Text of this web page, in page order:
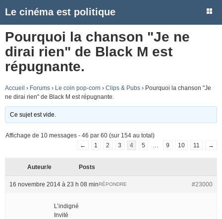
Le cinéma est politique
Pourquoi la chanson "Je ne
dirai rien" de Black M est
répugnante.
Accueil › Forums › Le coin pop-corn › Clips & Pubs › Pourquoi la chanson "Je
ne dirai rien" de Black M est répugnante.
Ce sujet est vide.
Affichage de 10 messages - 46 par 60 (sur 154 au total)
←
1 2 3 4 5 9 10 11 →
Auteur/e Posts
16 novembre 2014 à 23 h 08 min #23000
RÉPONDRE
L’indigné
Invité